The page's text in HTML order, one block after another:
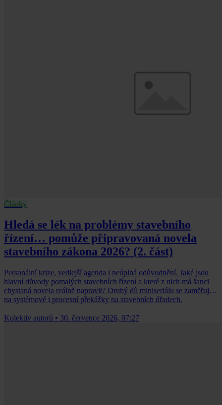
Články
Hledá se lék na problémy stavebního
řízení… pomůže připravovaná novela
stavebního zákona 2026? (2. část)
Personální krize, vedlejší agenda i neúplná odůvodnění. Jaké jsou
hlavní důvody pomalých stavebních řízení a které z nich má šanci
chystaná novela reálně napravit? Druhý díl miniseriálu se zaměřuje
na systémové i procesní překážky na stavebních úřadech.
Kolektiv autorů • 30. července 2026, 07:27